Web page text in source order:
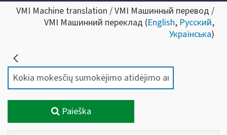
VMI Machine translation / VMI Машинный перевод /
VMI Машинний переклад (English, Русский,
Українська)
Paieška